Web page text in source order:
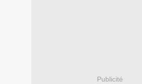
Publicité